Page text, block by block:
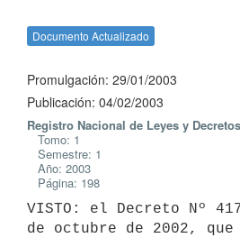
Documento Actualizado
Promulgación: 29/01/2003
Publicación: 04/02/2003
Registro Nacional de Leyes y
Tomo: 1
Semestre: 1
Año: 2003
Página: 198
VISTO: el Decreto Nº
de octubre de 2002,